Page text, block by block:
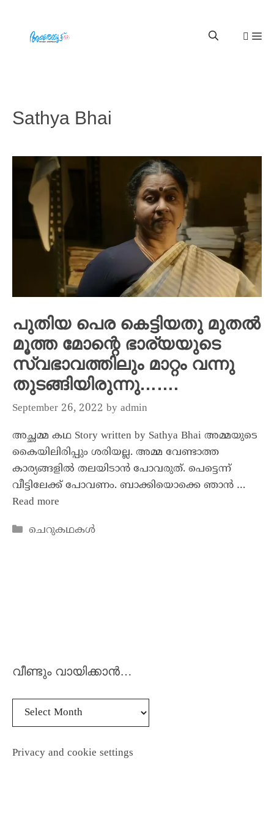
Sathya Bhai
പുതിയ പെര കെട്ടിയതു മുതൽ
മൂത്ത മോന്റെ ഭാര്യയുടെ
സ്വഭാവത്തിലും മാറ്റം വന്നു
തുടങ്ങിയിരുന്നു…….
September 26, 2022 by admin
അച്ഛമ്മ കഥ Story written by Sathya Bhai അമ്മയുടെ
കൈയിലിരിപ്പും ശരിയല്ല. അമ്മ വേണ്ടാത്ത
കാര്യങ്ങളിൽ തലയിടാൻ പോവരുത്. പെട്ടെന്ന്
വീട്ടിലേക്ക് പോവണം. ബാക്കിയൊക്കെ ഞാൻ …
Read more
ചെറുകഥകൾ
വീണ്ടും വായിക്കാൻ…
Privacy and cookie settings